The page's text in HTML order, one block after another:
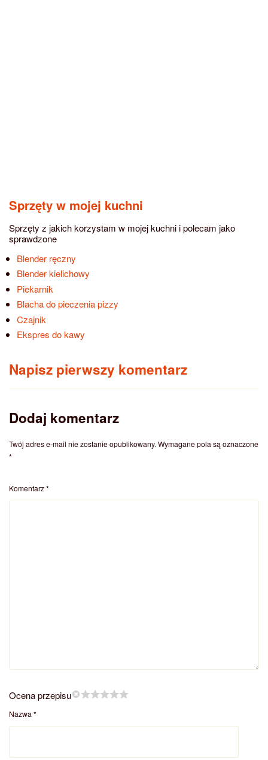
Sprzęty w mojej kuchni
Sprzęty z jakich korzystam w mojej kuchni i polecam jako
sprawdzone
Blender ręczny
Blender kielichowy
Piekarnik
Blacha do pieczenia pizzy
Czajnik
Ekspres do kawy
Napisz pierwszy komentarz
Dodaj komentarz
Twój adres e-mail nie zostanie opublikowany. Wymagane pola są oznaczone
*
Komentarz*
Ocena przepisu
Nazwa *